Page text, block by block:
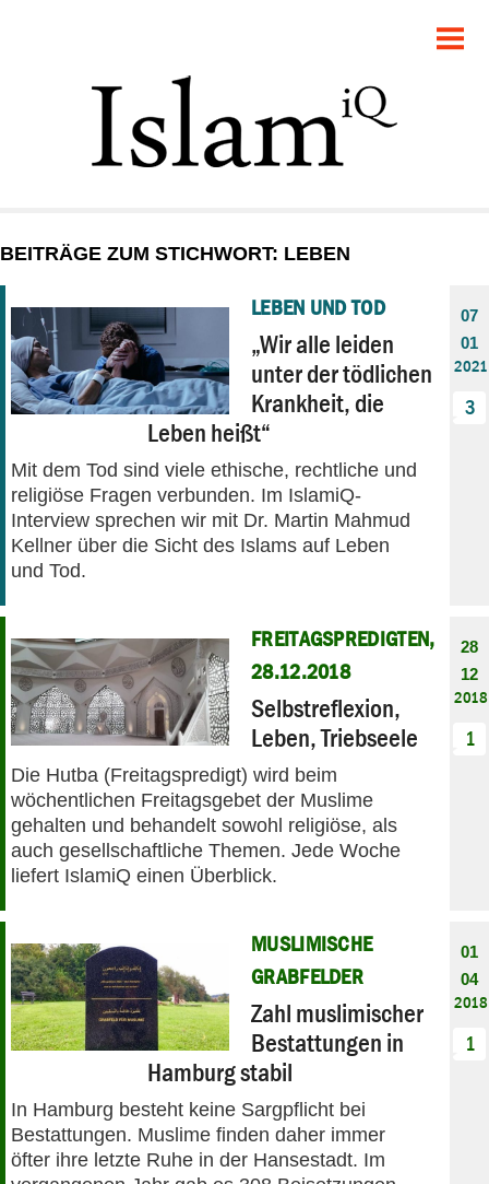
GESELLSCHAFT
STARTSEITE
DEBATTE
PANORAMA
BEITRÄGE ZUM STICHWORT: LEBEN
LEBEN UND TOD
„Wir alle leiden
unter der tödlichen
Krankheit, die
Leben heißt“
Mit dem Tod sind viele ethische, rechtliche und
religiöse Fragen verbunden. Im IslamiQ-
Interview sprechen wir mit Dr. Martin Mahmud
Kellner über die Sicht des Islams auf Leben
und Tod.
07
01
2021
3
FREITAGSPREDIGTEN,
28.12.2018
Selbstreflexion,
Leben, Triebseele
Die Hutba (Freitagspredigt) wird beim
wöchentlichen Freitagsgebet der Muslime
gehalten und behandelt sowohl religiöse, als
auch gesellschaftliche Themen. Jede Woche
liefert IslamiQ einen Überblick.
28
12
2018
1
MUSLIMISCHE
GRABFELDER
Zahl muslimischer
Bestattungen in
Hamburg stabil
In Hamburg besteht keine Sargpflicht bei
Bestattungen. Muslime finden daher immer
öfter ihre letzte Ruhe in der Hansestadt. Im
01
04
2018
1